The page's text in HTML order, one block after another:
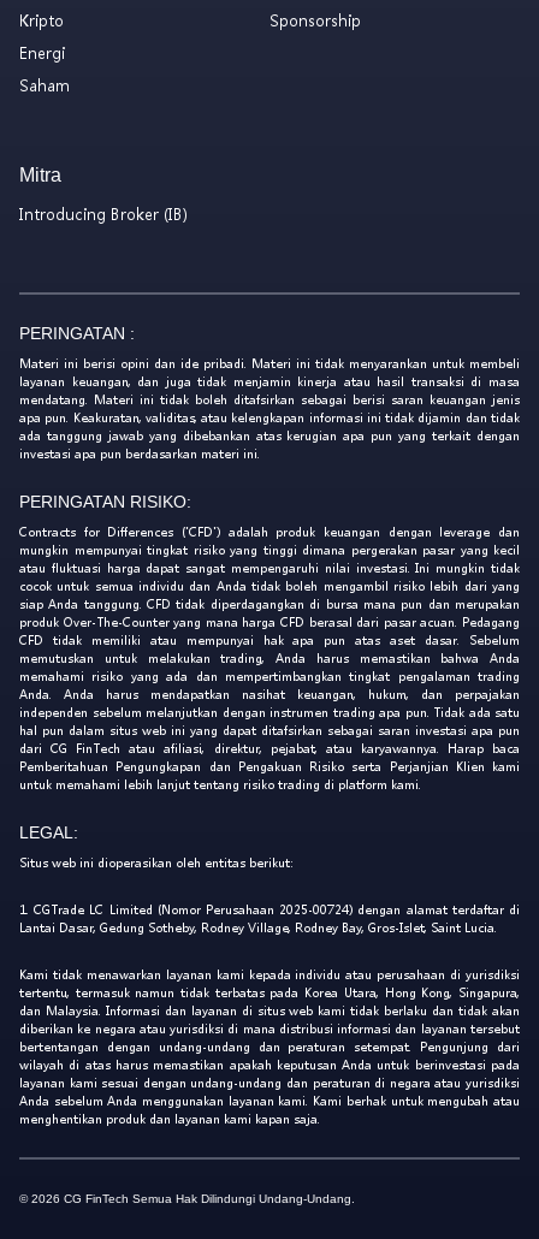
Kripto
Energi
Saham
Sponsorship
Mitra
Introducing Broker (IB)
PERINGATAN :
Materi ini berisi opini dan ide pribadi. Materi ini tidak menyarankan untuk membeli
layanan keuangan, dan juga tidak menjamin kinerja atau hasil transaksi di masa
mendatang. Materi ini tidak boleh ditafsirkan sebagai berisi saran keuangan jenis
apa pun. Keakuratan, validitas, atau kelengkapan informasi ini tidak dijamin dan tidak
ada tanggung jawab yang dibebankan atas kerugian apa pun yang terkait dengan
investasi apa pun berdasarkan materi ini.
PERINGATAN RISIKO:
Contracts for Differences ('CFD') adalah produk keuangan dengan leverage dan
mungkin mempunyai tingkat risiko yang tinggi dimana pergerakan pasar yang kecil
atau fluktuasi harga dapat sangat mempengaruhi nilai investasi. Ini mungkin tidak
cocok untuk semua individu dan Anda tidak boleh mengambil risiko lebih dari yang
siap Anda tanggung. CFD tidak diperdagangkan di bursa mana pun dan merupakan
produk Over-The-Counter yang mana harga CFD berasal dari pasar acuan. Pedagang
CFD tidak memiliki atau mempunyai hak apa pun atas aset dasar. Sebelum
memutuskan untuk melakukan trading, Anda harus memastikan bahwa Anda
memahami risiko yang ada dan mempertimbangkan tingkat pengalaman trading
Anda. Anda harus mendapatkan nasihat keuangan, hukum, dan perpajakan
independen sebelum melanjutkan dengan instrumen trading apa pun. Tidak ada satu
hal pun dalam situs web ini yang dapat ditafsirkan sebagai saran investasi apa pun
dari CG FinTech atau afiliasi, direktur, pejabat, atau karyawannya. Harap baca
Pemberitahuan Pengungkapan dan Pengakuan Risiko serta Perjanjian Klien kami
untuk memahami lebih lanjut tentang risiko trading di platform kami.
LEGAL:
Situs web ini dioperasikan oleh entitas berikut:
1. CGTrade LC Limited (Nomor Perusahaan 2025-00724) dengan alamat terdaftar di
Lantai Dasar, Gedung Sotheby, Rodney Village, Rodney Bay, Gros-Islet, Saint Lucia.
Kami tidak menawarkan layanan kami kepada individu atau perusahaan di yurisdiksi
tertentu, termasuk namun tidak terbatas pada Korea Utara, Hong Kong, Singapura,
dan Malaysia. Informasi dan layanan di situs web kami tidak berlaku dan tidak akan
diberikan ke negara atau yurisdiksi di mana distribusi informasi dan layanan tersebut
bertentangan dengan undang-undang dan peraturan setempat. Pengunjung dari
wilayah di atas harus memastikan apakah keputusan Anda untuk berinvestasi pada
layanan kami sesuai dengan undang-undang dan peraturan di negara atau yurisdiksi
Anda sebelum Anda menggunakan layanan kami. Kami berhak untuk mengubah atau
menghentikan produk dan layanan kami kapan saja.
© 2026 CG FinTech Semua Hak Dilindungi Undang-Undang.